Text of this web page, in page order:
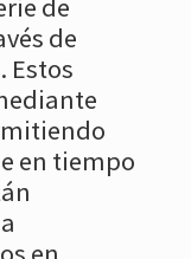
de
de
Estos
en tiempo